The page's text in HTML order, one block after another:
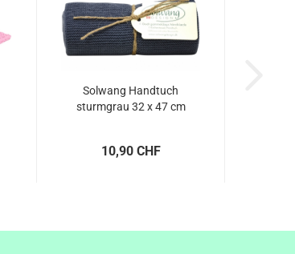
Solwang Handtuch
sturmgrau 32 x 47 cm
10,90 CHF